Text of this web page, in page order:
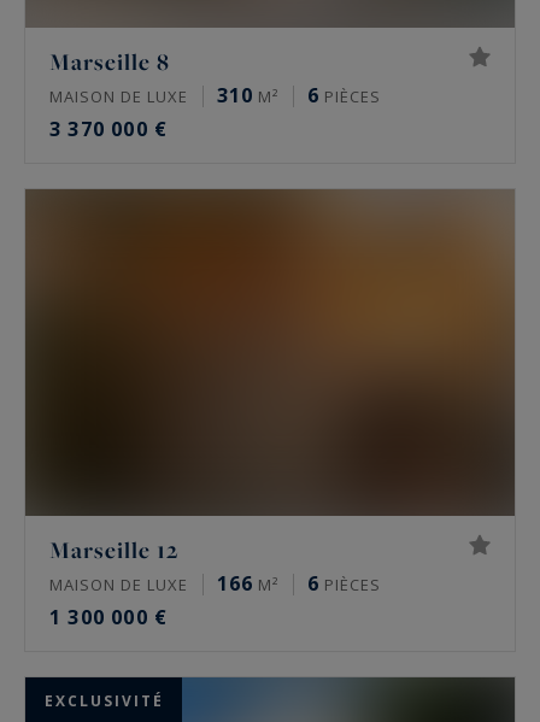
Marseille 8
MAISON DE LUXE 310 M² 6 PIÈCES
3 370 000 €
Marseille 12
MAISON DE LUXE 166 M² 6 PIÈCES
1 300 000 €
EXCLUSIVITÉ